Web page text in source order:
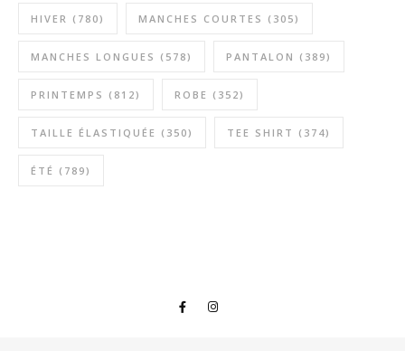
HIVER (780) MANCHES COURTES (305)
MANCHES LONGUES (578) PANTALON (389)
PRINTEMPS (812) ROBE (352)
TAILLE ÉLASTIQUÉE (350) TEE SHIRT (374)
ÉTÉ (789)